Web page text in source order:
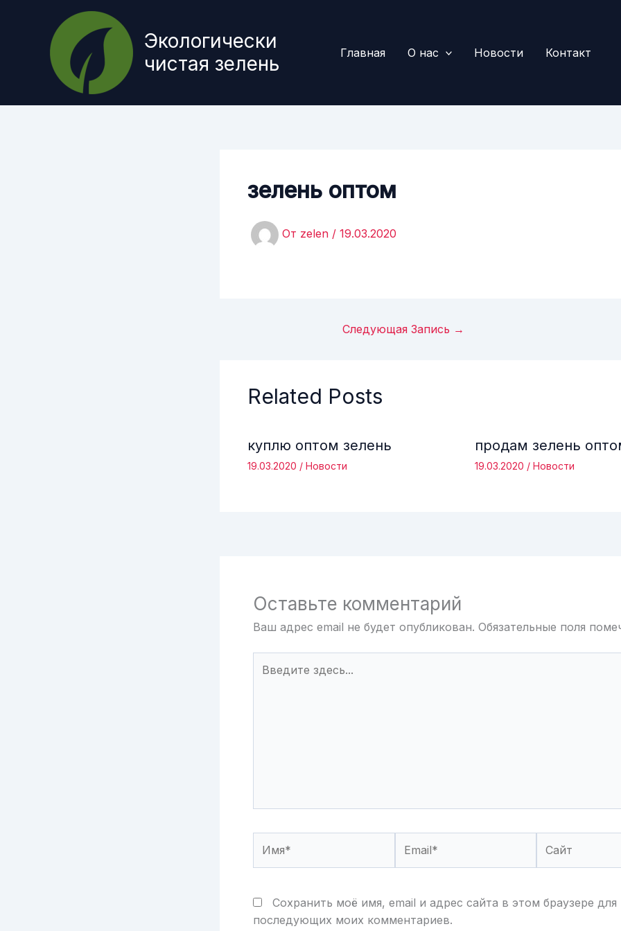
содержимому
Экологически
чистая зелень
Главная О нас Новости Контакт
зелень оптом
От zelen / 19.03.2020
Следующая Запись →
Related Posts
куплю оптом зелень
19.03.2020 / Новости
продам зелень
19.03.2020 / Новости
Оставьте комментарий
Ваш адрес email не будет опубликован. Обязательные поля
здесь...
Сохранить моё имя, email и адрес сайта в этом браузере для
последующих моих комментариев.